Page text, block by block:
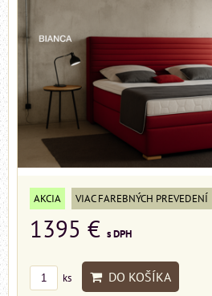
AKCIA VIAC FAREBNÝCH PREVEDENÍ
1395 € s DPH
ks DO KOŠÍKA